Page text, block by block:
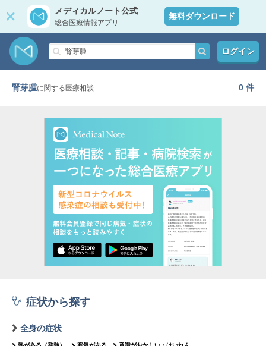
メディカルノート公式
総合医療情報アプリ
無料ダウンロード
ログイン
腎芽腫に関する医療相談 0 件
症状から探す
全身の症状